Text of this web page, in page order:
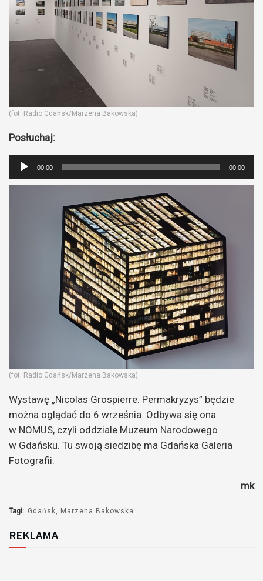
(fot. Radio Gdańsk/Marzena Bakowska)
Posłuchaj:
Odtwarzacz
plików
00:00 00:00
(fot. Radio Gdańsk/Marzena Bakowska)
Wystawę „Nicolas Grospierre. Permakryzys” będzie
można oglądać do 6 września. Odbywa się ona
w NOMUS, czyli oddziale Muzeum Narodowego
w Gdańsku. Tu swoją siedzibę ma Gdańska Galeria
Fotografii.
mk
Tagi: Gdańsk Marzena Bakowska
REKLAMA